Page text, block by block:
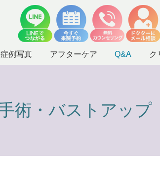
症例写真 アフターケア Q&A ク
術・バストアップ